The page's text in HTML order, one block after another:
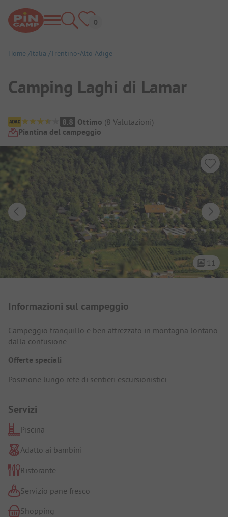
Home Italia Trentino-Alto Adige
Camping Laghi di Lamar
Panoramica del campeggio
8.8 Ottimo (8 Valutazioni)
Piantina del campeggio
11
Informazioni sul campeggio
Campeggio tranquillo e ben attrezzato in montagna lontano
dalla confusione.
Offerte speciali
Posizione lungo rete di sentieri escursionistici.
Servizi
Piscina
Adatto ai bambini
Ristorante
Servizio pane fresco
Shopping